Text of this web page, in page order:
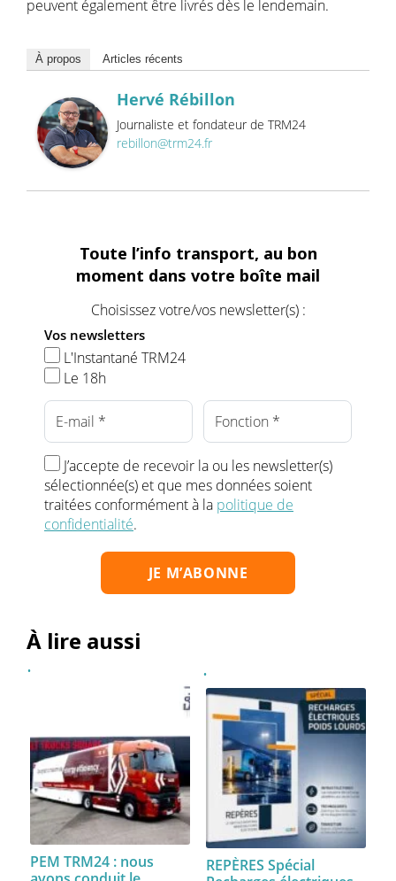
peuvent également être livrés dès le lendemain.
À propos Articles récents
Hervé Rébillon
Journaliste et fondateur de TRM24
rebillon@trm24.fr
Toute l’info transport, au bon
moment dans votre boîte mail
Choisissez votre/vos newsletter(s) :
Vos newsletters
L'Instantané TRM24
Le 18h
J’accepte de recevoir la ou les newsletter(s)
sélectionnée(s) et que mes données soient
traitées conformément à la politique de
confidentialité.
À lire aussi
PEM TRM24 : nous
REPÈRES Spécial